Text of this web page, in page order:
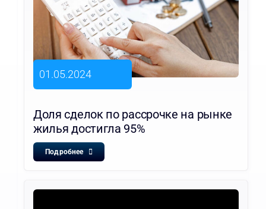
01.05.2024
Доля сделок по рассрочке на рынке
жилья достигла 95%
Подробнее